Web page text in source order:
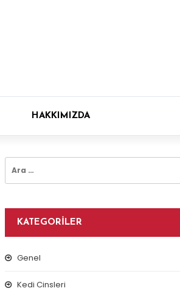
HAKKIMIZDA
Arama:
KATEGORILER
Genel
Kedi Cinsleri